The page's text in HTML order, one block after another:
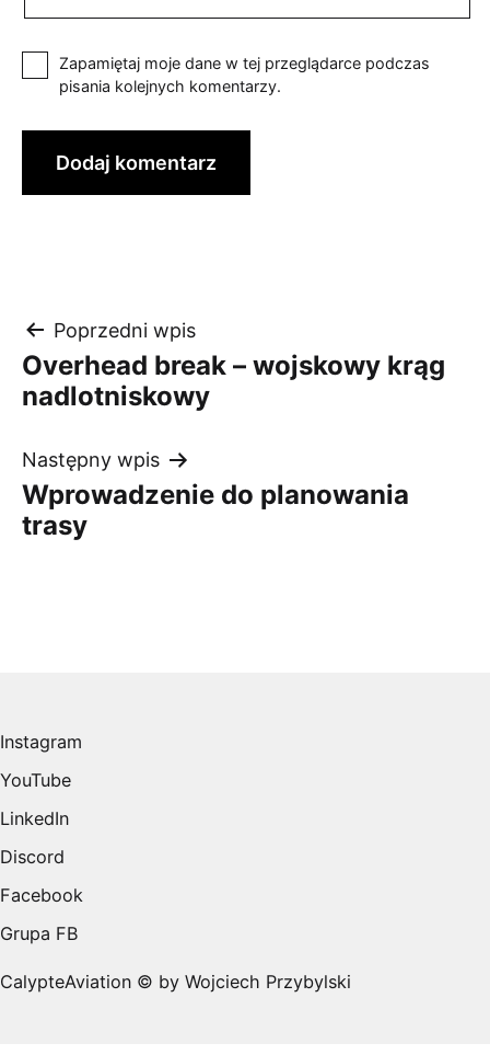
Zapamiętaj moje dane w tej przeglądarce podczas
pisania kolejnych komentarzy.
Nawigacja
wpisu
Poprzedni wpis
Overhead break – wojskowy krąg
nadlotniskowy
Następny wpis
Wprowadzenie do planowania
trasy
CalypteAviation © by Wojciech Przybylski
Instagram
YouTube
LinkedIn
Discord
Facebook
Grupa FB